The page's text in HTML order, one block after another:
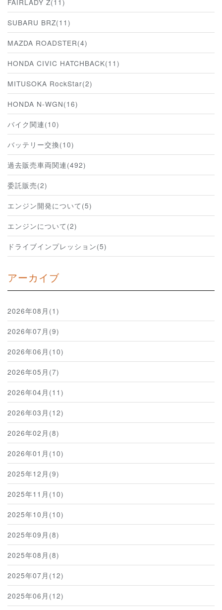
FAIRLADY Z(11)
SUBARU BRZ(11)
MAZDA ROADSTER(4)
HONDA CIVIC HATCHBACK(11)
MITUSOKA RockStar(2)
HONDA N-WGN(16)
バイク関連(10)
バッテリー交換(10)
過去販売車両関連(492)
委託販売(2)
エンジン開発について(5)
エンジンについて(2)
ドライブインプレッション(5)
アーカイブ
2026年08月(1)
2026年07月(9)
2026年06月(10)
2026年05月(7)
2026年04月(11)
2026年03月(12)
2026年02月(8)
2026年01月(10)
2025年12月(9)
2025年11月(10)
2025年10月(10)
2025年09月(8)
2025年08月(8)
2025年07月(12)
2025年06月(12)